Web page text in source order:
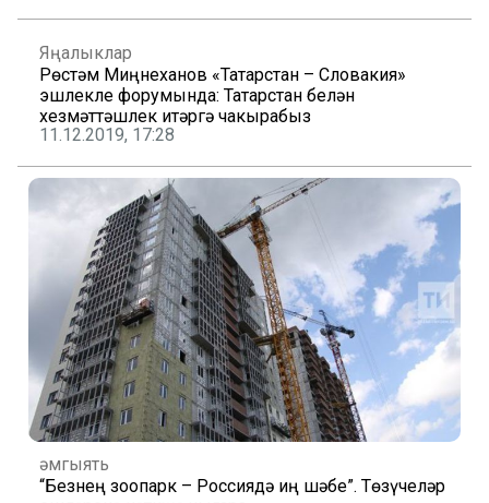
Яңалыклар
Рөстәм Миңнеханов «Татарстан – Словакия»
эшлекле форумында: Татарстан белән
хезмәттәшлек итәргә чакырабыз
11.12.2019, 17:28
Җәмгыять
“Безнең зоопарк – Россиядә иң шәбе”. Төзүчеләр